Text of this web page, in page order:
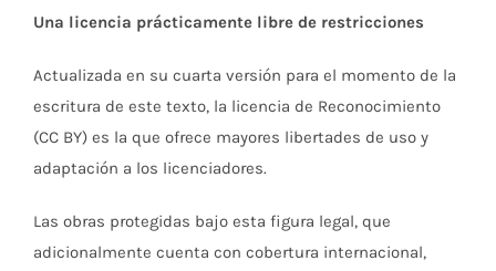
Una licencia prácticamente libre de restricciones
Actualizada en su cuarta versión para el momento de la
escritura de este texto, la licencia de Reconocimiento
(CC BY) es la que ofrece mayores libertades de uso y
adaptación a los licenciadores.
Las obras protegidas bajo esta figura legal, que
adicionalmente cuenta con cobertura internacional,